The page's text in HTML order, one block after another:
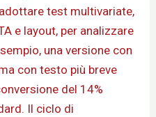
test multivariate,
e layout, per analizzare
una versione con
con testo più breve
del 14%
Il ciclo di